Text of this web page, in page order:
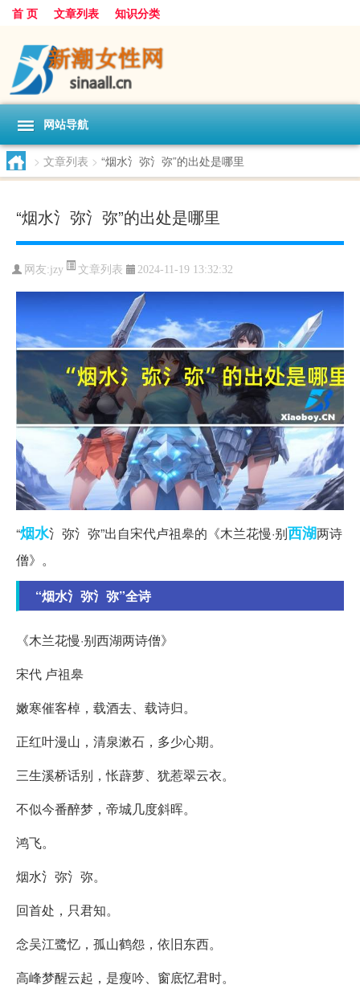
首 页 文章列表 知识分类
网站导航
> 文章列表 > “烟水氵弥氵弥”的出处是哪里
“烟水氵弥氵弥”的出处是哪里
网友:jzy 文章列表 2024-11-19 13:32:32
“烟水氵弥氵弥”出自宋代卢祖皋的《木兰花慢·别西湖两诗
僧》。
“烟水氵弥氵弥”全诗
《木兰花慢·别西湖两诗僧》
宋代 卢祖皋
嫩寒催客棹，载酒去、载诗归。
正红叶漫山，清泉漱石，多少心期。
三生溪桥话别，怅薜萝、犹惹翠云衣。
不似今番醉梦，帝城几度斜晖。
鸿飞。
烟水氵弥氵弥。
回首处，只君知。
念吴江鹭忆，孤山鹤怨，依旧东西。
高峰梦醒云起，是瘦吟、窗底忆君时。